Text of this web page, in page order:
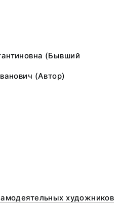
(Бывший
(Автор)
художников